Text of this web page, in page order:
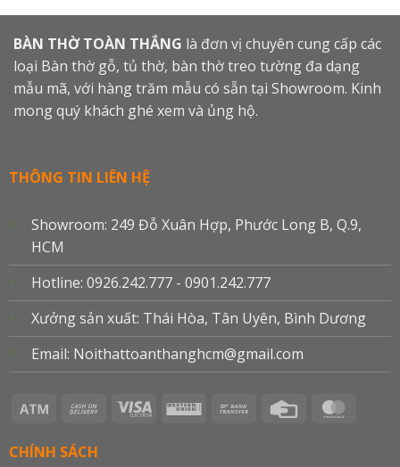
BÀN THỜ TOÀN THẮNG là đơn vị chuyên cung cấp các
loại Bàn thờ gỗ, tủ thờ, bàn thờ treo tường đa dạng
mẫu mã, với hàng trăm mẫu có sẵn tại Showroom. Kinh
mong quý khách ghé xem và ủng hộ.
THÔNG TIN LIÊN HỆ
Showroom: 249 Đỗ Xuân Hợp, Phước Long B, Q.9,
HCM
Hotline: 0926.242.777 - 0901.242.777
Xưởng sản xuất: Thái Hòa, Tân Uyên, Bình Dương
Email: Noithattoanthanghcm@gmail.com
Atm
Cash
Visa
Western
Bank
Credit
CHÍNH SÁCH